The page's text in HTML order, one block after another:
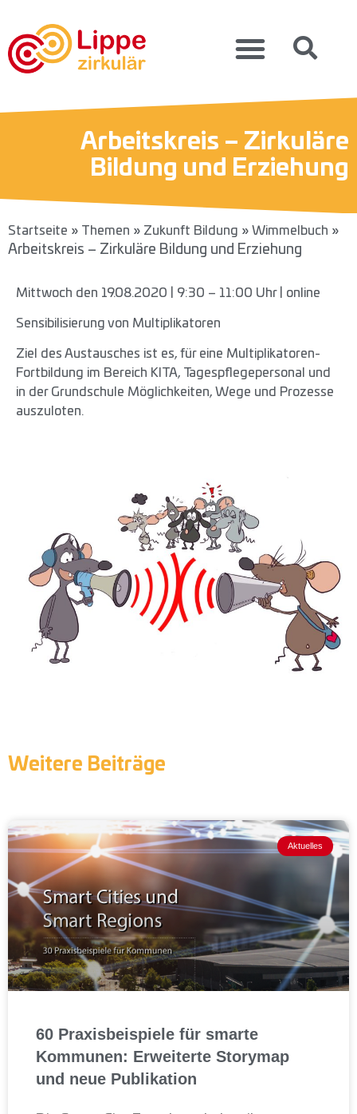
Arbeitskreis – Zirkuläre
Bildung und Erziehung
Startseite » Themen » Zukunft Bildung » Wimmelbuch »
Arbeitskreis – Zirkuläre Bildung und Erziehung
Mittwoch den 19.08.2020 | 9:30 – 11:00 Uhr | online
Sensibilisierung von Multiplikatoren
Ziel des Austausches ist es, für eine Multiplikatoren-
Fortbildung im Bereich KITA, Tagespflegepersonal und
in der Grundschule Möglichkeiten, Wege und Prozesse
auszuloten.
Weitere Beiträge
Aktuelles
60 Praxisbeispiele für smarte
Kommunen: Erweiterte Storymap
und neue Publikation